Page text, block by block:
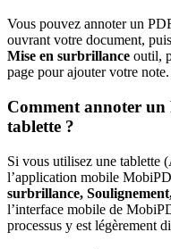
Vous pouvez annoter un
ouvrant votre document,
Mise en surbrillance outil,
page pour ajouter votre note.
Comment annoter
tablette ?
Si vous utilisez une tablette
l’application mobile
surbrillance,
l’interface mobile de
processus y est légèrement